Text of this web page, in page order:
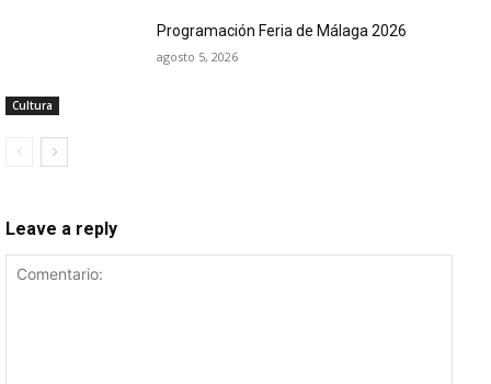
Cultura
Programación Feria de Málaga 2026
agosto 5, 2026
Leave a reply